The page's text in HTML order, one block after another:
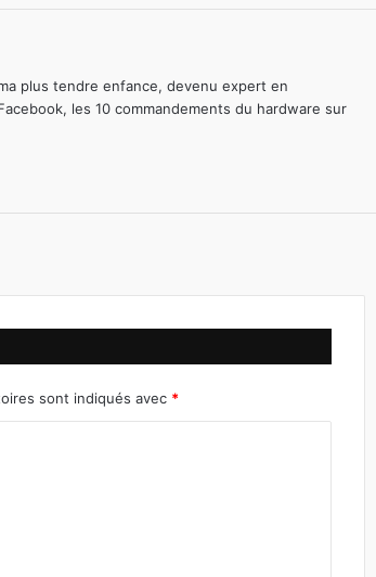
plus tendre enfance, devenu expert en
, les 10 commandements du hardware sur
sont indiqués avec *